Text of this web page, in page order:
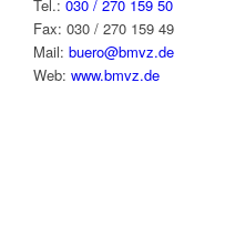
Tel.: 030 / 270 159 50
Fax: 030 / 270 159 49
Mail: buero@bmvz.de
Web: www.bmvz.de